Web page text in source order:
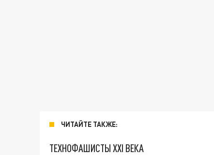
ЧИТАЙТЕ ТАКЖЕ:
ТЕХНОФАШИСТЫ XXI ВЕКА